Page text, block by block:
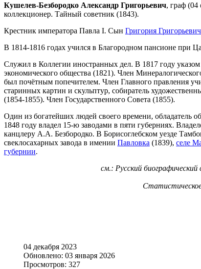
Кушелев-Безбородко Александр Григорьевич, граф (04
коллекционер. Тайный советник (1843).
Крестник императора Павла I. Сын Григория
В 1814-1816 годах учился в Благородном пансионе при
Служил в Коллегии иностранных дел. В 1817 году указом
экономического общества (1821). Член
был почётным попечителем. Член Главного правления
старинных картин и скульптур, собиратель
(1854-1855). Член Государственного Совета (1855).
Один из богатейших людей своего времени, обладатель
1848 году владел 15-ю заводами в пяти губерниях.
канцлеру А.А. Безбородко. В Борисоглебском уезде
свеклосахарных завода в имении Павловка (1839), селе
губернии.
см.: Русский
04 декабря 2023
Обновлено: 03 января 2026
Просмотров: 327